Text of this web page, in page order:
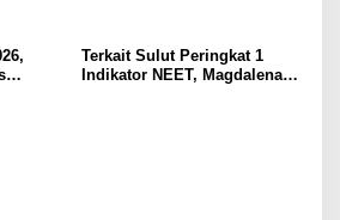
Terkait Sulut Peringkat 1
Indikator NEET, Magdalena